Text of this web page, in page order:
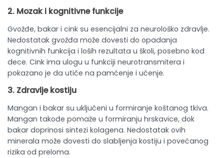
2. Mozak i kognitivne funkcije
Gvožđe, bakar i cink su esencijalni za neurološko zdravlje.
Nedostatak gvožđa može dovesti do opadanja
kognitivnih funkcija i loših rezultata u školi, posebno kod
dece. Cink ima ulogu u funkciji neurotransmitera i
pokazano je da utiče na pamćenje i učenje.
3. Zdravlje kostiju
Mangan i bakar su uključeni u formiranje koštanog tkiva.
Mangan takođe pomaže u formiranju hrskavice, dok
bakar doprinosi sintezi kolagena. Nedostatak ovih
minerala može dovesti do slabljenja kostiju i povećanog
rizika od preloma.